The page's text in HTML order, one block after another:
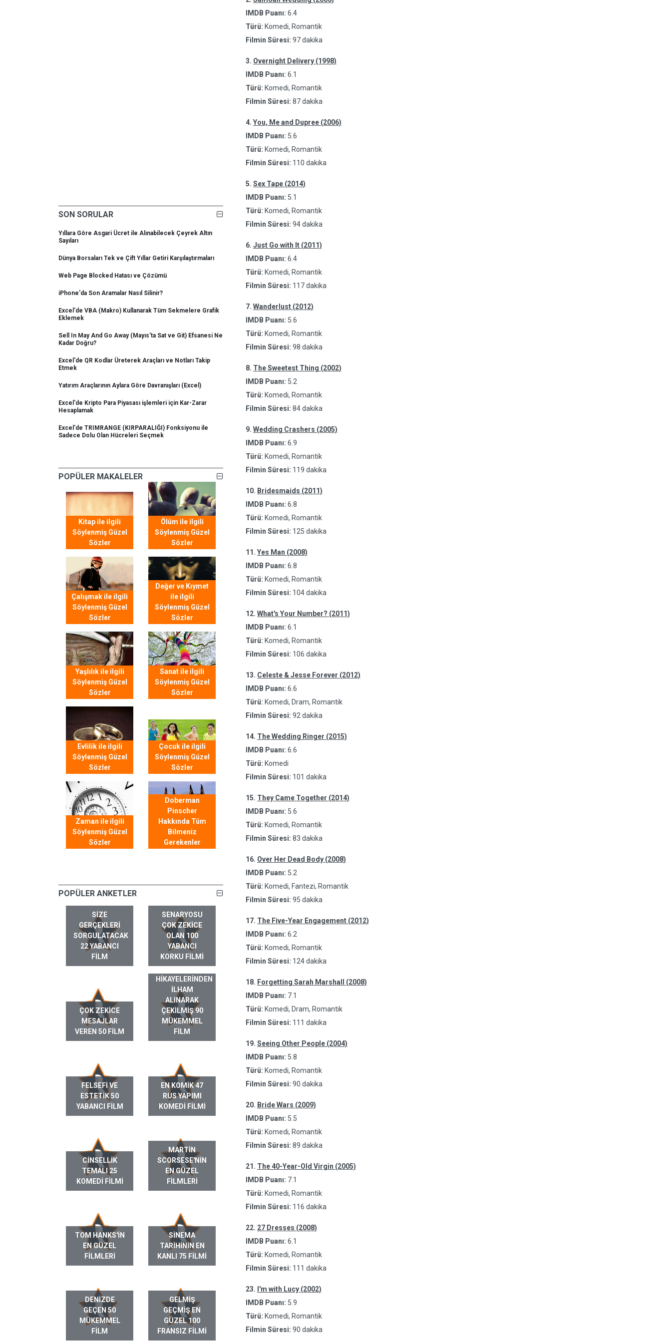
SON SORULAR
Yıllara Göre Asgari Ücret ile Alınabilecek Çeyrek Altın
Sayıları
Dünya Borsaları Tek ve Çift Yıllar Getiri Karşılaştırmaları
Web Page Blocked Hatası ve Çözümü
iPhone'da Son Aramalar Nasıl Silinir?
Excel'de VBA (Makro) Kullanarak Tüm Sekmelere Grafik
Eklemek
Sell In May And Go Away (Mayıs'ta Sat ve Git) Efsanesi Ne
Kadar Doğru?
Excel'de QR Kodlar Üreterek Araçları ve Notları Takip
Etmek
Yatırım Araçlarının Aylara Göre Davranışları (Excel)
Excel'de Kripto Para Piyasası işlemleri için Kar-Zarar
Hesaplamak
Excel'de TRIMRANGE (KIRPARALIĞI) Fonksiyonu ile
Sadece Dolu Olan Hücreleri Seçmek
POPÜLER MAKALELER
Kitap ile ilgili
Söylenmiş Güzel
Sözler
Ölüm ile ilgili
Söylenmiş Güzel
Sözler
Çalışmak ile ilgili
Söylenmiş Güzel
Sözler
Değer ve Kıymet
ile ilgili
Söylenmiş Güzel
Sözler
Yaşlılık ile ilgili
Söylenmiş Güzel
Sözler
Sanat ile ilgili
Söylenmiş Güzel
Sözler
Evlilik ile ilgili
Söylenmiş Güzel
Sözler
Çocuk ile ilgili
Söylenmiş Güzel
Sözler
Zaman ile ilgili
Söylenmiş Güzel
Sözler
Doberman
Pinscher
Hakkında Tüm
Bilmeniz
Gerekenler
POPÜLER ANKETLER
SIZE
GERÇEKLERI
SORGULATACAK
22 YABANCI
FILM
SENARYOSU
ÇOK ZEKICE
OLAN 100
YABANCI
KORKU FILMI
ÇOK ZEKICE
MESAJLAR
VEREN 50 FILM
GERÇEK HAYAT
HIKAYELERINDEN
ILHAM
ALINARAK
ÇEKILMIŞ 90
MÜKEMMEL
FILM
FELSEFI VE
ESTETIK 50
YABANCI FILM
EN KOMIK 47
RUS YAPIMI
KOMEDI FILMI
CINSELLIK
TEMALI 25
KOMEDI FILMI
MARTIN
SCORSESE'NIN
EN GÜZEL
FILMLERI
TOM HANKS'IN
EN GÜZEL
FILMLERI
SINEMA
TARIHININ EN
KANLI 75 FILMI
DENIZDE
GEÇEN 50
MÜKEMMEL
FILM
GELMIŞ
GEÇMIŞ EN
GÜZEL 100
FRANSIZ FILMI
IMDB Puanı: 6.4
Türü: Komedi, Romantik
Filmin Süresi: 97 dakika
3. Overnight Delivery (1998)
IMDB Puanı: 6.1
Türü: Komedi, Romantik
Filmin Süresi: 87 dakika
4. You, Me and Dupree (2006)
IMDB Puanı: 5.6
Türü: Komedi, Romantik
Filmin Süresi: 110 dakika
5. Sex Tape (2014)
IMDB Puanı: 5.1
Türü: Komedi, Romantik
Filmin Süresi: 94 dakika
6. Just Go with It (2011)
IMDB Puanı: 6.4
Türü: Komedi, Romantik
Filmin Süresi: 117 dakika
7. Wanderlust (2012)
IMDB Puanı: 5.6
Türü: Komedi, Romantik
Filmin Süresi: 98 dakika
8. The Sweetest Thing (2002)
IMDB Puanı: 5.2
Türü: Komedi, Romantik
Filmin Süresi: 84 dakika
9. Wedding Crashers (2005)
IMDB Puanı: 6.9
Türü: Komedi, Romantik
Filmin Süresi: 119 dakika
10. Bridesmaids (2011)
IMDB Puanı: 6.8
Türü: Komedi, Romantik
Filmin Süresi: 125 dakika
11. Yes Man (2008)
IMDB Puanı: 6.8
Türü: Komedi, Romantik
Filmin Süresi: 104 dakika
12. What's Your Number? (2011)
IMDB Puanı: 6.1
Türü: Komedi, Romantik
Filmin Süresi: 106 dakika
13. Celeste & Jesse Forever (2012)
IMDB Puanı: 6.6
Türü: Komedi, Dram, Romantik
Filmin Süresi: 92 dakika
14. The Wedding Ringer (2015)
IMDB Puanı: 6.6
Türü: Komedi
Filmin Süresi: 101 dakika
15. They Came Together (2014)
IMDB Puanı: 5.6
Türü: Komedi, Romantik
Filmin Süresi: 83 dakika
16. Over Her Dead Body (2008)
IMDB Puanı: 5.2
Türü: Komedi, Fantezi, Romantik
Filmin Süresi: 95 dakika
17. The Five-Year Engagement (2012)
IMDB Puanı: 6.2
Türü: Komedi, Romantik
Filmin Süresi: 124 dakika
18. Forgetting Sarah Marshall (2008)
IMDB Puanı: 7.1
Türü: Komedi, Dram, Romantik
Filmin Süresi: 111 dakika
19. Seeing Other People (2004)
IMDB Puanı: 5.8
Türü: Komedi, Romantik
Filmin Süresi: 90 dakika
20. Bride Wars (2009)
IMDB Puanı: 5.5
Türü: Komedi, Romantik
Filmin Süresi: 89 dakika
21. The 40-Year-Old Virgin (2005)
IMDB Puanı: 7.1
Türü: Komedi, Romantik
Filmin Süresi: 116 dakika
22. 27 Dresses (2008)
IMDB Puanı: 6.1
Türü: Komedi, Romantik
Filmin Süresi: 111 dakika
23. I'm with Lucy (2002)
IMDB Puanı: 5.9
Türü: Komedi, Romantik
Filmin Süresi: 90 dakika